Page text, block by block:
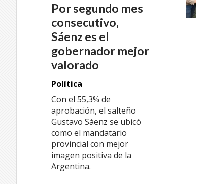
Por segundo mes
consecutivo,
Sáenz es el
gobernador mejor
valorado
Política
Con el 55,3% de
aprobación, el salteño
Gustavo Sáenz se ubicó
como el mandatario
provincial con mejor
imagen positiva de la
Argentina.